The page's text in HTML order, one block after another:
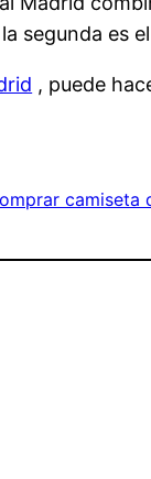
segunda es
, puede
camiseta